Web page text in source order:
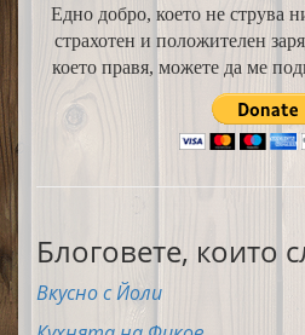
Едно добро, което не струва
страхотен и положителен
което правя, можете да ме
Блоговете, които
Вкусно с Йоли